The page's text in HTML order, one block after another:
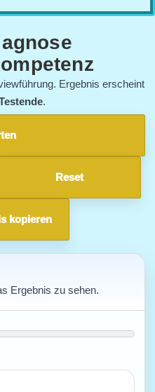
Ergebnis erscheint
.
Reset
kopieren
Ergebnis zu sehen.